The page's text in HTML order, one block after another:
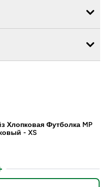
Хлопковая Футболка MP
- XS